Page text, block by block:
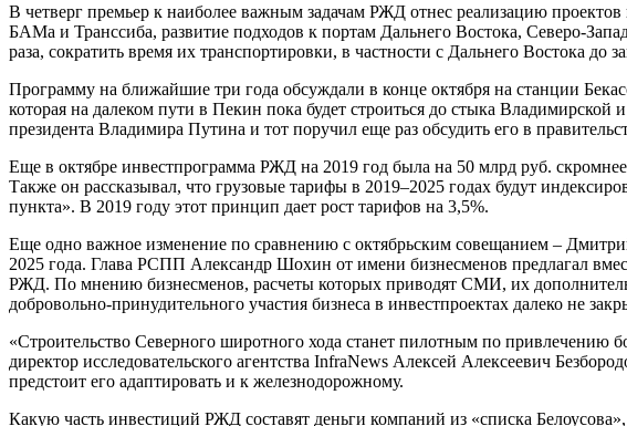
В четверг премьер к наиболее важным задачам РЖД отнес реализацию
БАМа и Транссиба, развитие подходов к портам Дальнего Востока, Северо-
раза, сократить время их транспортировки, в частности с Дальнего Востока до
Программу на ближайшие три года обсуждали в конце октября на станции
которая на далеком пути в Пекин пока будет строиться до стыка
президента Владимира Путина и тот поручил еще раз обсудить его в
Еще в октябре инвестпрограмма РЖД на 2019 год была на 50 млрд руб.
Также он рассказывал, что грузовые тарифы в 2019–2025 годах будут
пункта». В 2019 году этот принцип дает рост тарифов на 3,5%.
Еще одно важное изменение по сравнению с октябрьским совещанием –
2025 года. Глава РСПП Александр Шохин от имени бизнесменов предлагал
РЖД. По мнению бизнесменов, расчеты которых приводят СМИ, их
добровольно-принудительного участия бизнеса в инвестпроектах далеко не
«Строительство Северного широтного хода станет пилотным по привлечению
директор исследовательского агентства InfraNews Алексей Алексеевич
предстоит его адаптировать и к железнодорожному.
Какую часть инвестиций РЖД составят деньги компаний из «списка